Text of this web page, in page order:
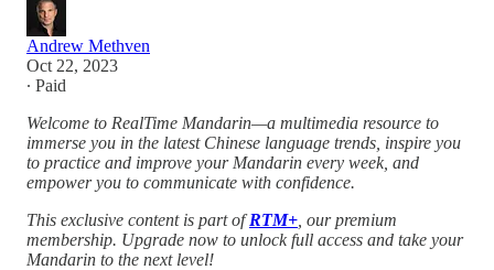
Andrew Methven
Oct 22, 2023
∙ Paid
Welcome to RealTime Mandarin—a multimedia resource to
immerse you in the latest Chinese language trends, inspire you
to practice and improve your Mandarin every week, and
empower you to communicate with confidence.
This exclusive content is part ofRTM+ , our premium
membership. Upgrade now to unlock full access and take your
Mandarin to the next level!